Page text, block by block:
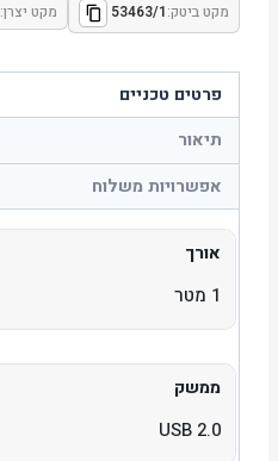
מקט ביטק:53463/1 מקט יצרן:
פרטים טכניים
תיאור
אפשרויות משלוח
אורך
1 מטר
ממשק
USB 2.0